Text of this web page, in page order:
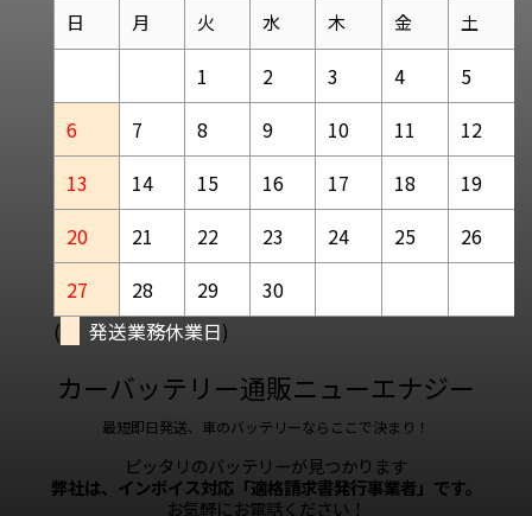
日 月 火 水 木 金 土
1 2 3 4
5
6
7 8 9 10 11
12
13
14 15 16 17 18
19
20
21 22 23 24 25
26
27
28 29
30
(
発送業務休業日)
カーバッテリー通販ニューエナジー
最短即日発送、車のバッテリーならここで決まり！
ピッタリのバッテリーが見つかります
弊社は、インボイス対応「適格請求書発行事業者」です。
お気軽にお電話ください！